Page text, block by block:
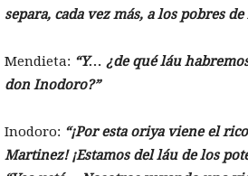
separa, cada vez más, a los pobres
Mendieta: “Y… ¿de qué láu
don Inodoro?”
Inodoro: “¡Por esta oriya viene el
Martinez! ¡Estamos del láu de los